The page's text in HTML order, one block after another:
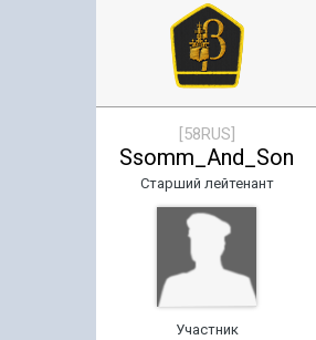
[58RUS]
Ssomm_And_Son
Старший лейтенант
Участник